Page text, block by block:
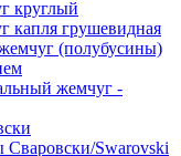
круглый
капля грушевидная
(полубусины)
жемчуг -
Swarovski